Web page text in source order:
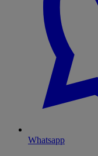
Whatsapp